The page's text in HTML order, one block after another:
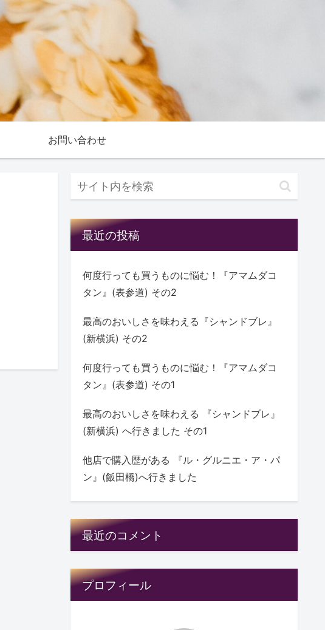
お問い合わせ
最近の投稿
何度行っても買うものに悩む！『アマムダコ
タン』(表参道) その2
最高のおいしさを味わえる『シャンドブレ』
(新横浜) その2
何度行っても買うものに悩む！『アマムダコ
タン』(表参道) その1
最高のおいしさを味わえる 『シャンドブレ』
(新横浜) へ行きました その1
他店で購入歴がある 『ル・グルニエ・ア・パ
ン』(飯田橋)へ行きました
最近のコメント
プロフィール